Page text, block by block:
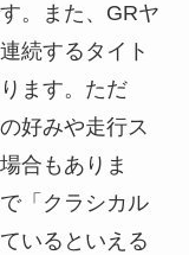
。また、GRヤ
続するタイト
ます。ただ
好みや走行ス
合もありま
「クラシカル
いるといえる